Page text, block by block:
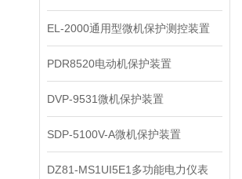
EL-2000通用型微机保护测控装置
PDR8520电动机保护装置
DVP-9531微机保护装置
SDP-5100V-A微机保护装置
DZ81-MS1UI5E1​多功能电力仪表